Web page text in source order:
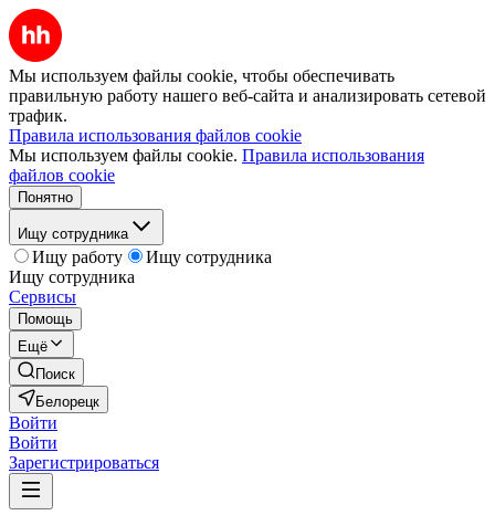
Мы используем файлы cookie, чтобы обеспечивать
правильную работу нашего веб-сайта и анализировать сетевой
трафик.
Правила использования файлов cookie
Мы используем файлы cookie. Правила использования
файлов cookie
Понятно
Ищу сотрудника
Ищу работу
Ищу сотрудника
Ищу сотрудника
Сервисы
Помощь
Ещё
Поиск
Белорецк
Войти
Войти
Зарегистрироваться